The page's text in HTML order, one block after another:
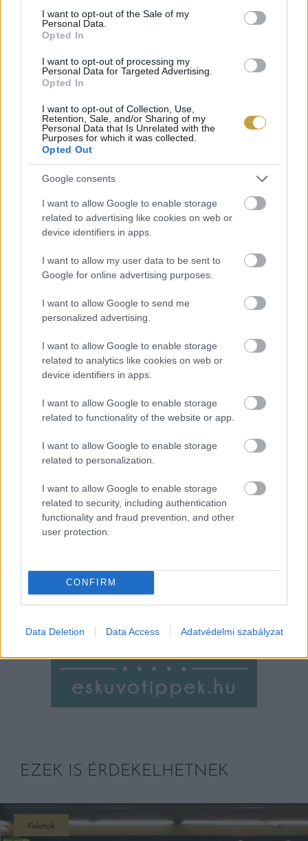
consent section.
I want to opt-out of the Sale of my
Personal Data.
Opted In
I want to opt-out of processing my
Personal Data for Targeted Advertising.
Opted In
I want to opt-out of Collection, Use,
Retention, Sale, and/or Sharing of my
Personal Data that Is Unrelated with the
Purposes for which it was collected.
Opted Out
Google consents
I want to allow Google to enable storage
related to advertising like cookies on web or
device identifiers in apps.
I want to allow my user data to be sent to
Google for online advertising purposes.
I want to allow Google to send me
personalized advertising.
I want to allow Google to enable storage
related to analytics like cookies on web or
device identifiers in apps.
I want to allow Google to enable storage
related to functionality of the website or app.
I want to allow Google to enable storage
related to personalization.
I want to allow Google to enable storage
related to security, including authentication
functionality and fraud prevention, and other
user protection.
CONFIRM
Data Deletion Data Access Adatvédelmi szabályzat
gasztroműhelyeknek odaítélhető zöld Michelin-
csillagot pedig már
A MICHELIN Guide Hungary idei kiadványa
ezután is kulináris utazók tízezreinek adhat
inspirációt Magyarország felkeresésére.
Címlapfotó: Jametlene Reskp / Unsplash
EZEK IS ÉRDEKELHETNEK
Falatok